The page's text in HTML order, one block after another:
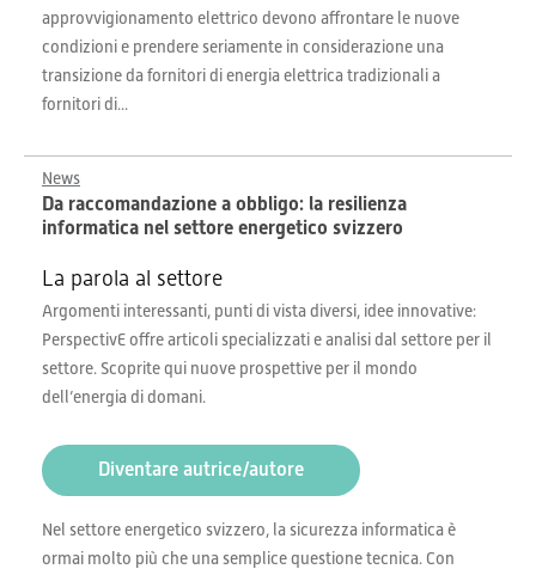
approvvigionamento elettrico devono affrontare le nuove
condizioni e prendere seriamente in considerazione una
transizione da fornitori di energia elettrica tradizionali a
fornitori di...
News
Da raccomandazione a obbligo: la resilienza
informatica nel settore energetico svizzero
La parola al settore
Argomenti interessanti, punti di vista diversi, idee innovative:
PerspectivE offre articoli specializzati e analisi dal settore per il
settore. Scoprite qui nuove prospettive per il mondo
dell’energia di domani.
Diventare autrice/autore
Nel settore energetico svizzero, la sicurezza informatica è
ormai molto più che una semplice questione tecnica. Con